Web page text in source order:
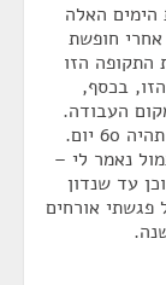
הימים האלה
חופשת
התקופה הזו
הזו, בכסף,
העבודה.
הממשלה קיבלה את ההצעה בתנאי שהתקופה תהיה 60 יום.
נאמר לי –
עד שנדון
פגשתי אורחים